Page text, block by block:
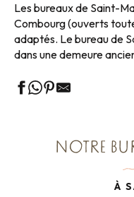
Les bureaux de Saint-
Combourg (ouverts
adaptés. Le bureau de
dans une demeure
NOTRE
À